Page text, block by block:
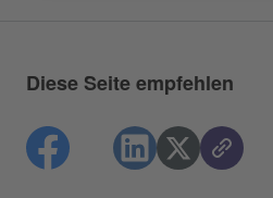
Diese Seite empfehlen